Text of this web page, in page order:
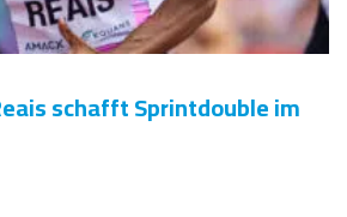
schafft Sprintdouble im